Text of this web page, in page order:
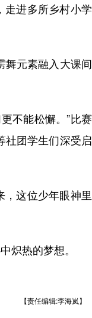
进多所乡村小学
元素融入大课间
不能松懈。”比赛
社团学生们深受启
这位少年眼神里
热的梦想。
【责任编辑:李海岚】